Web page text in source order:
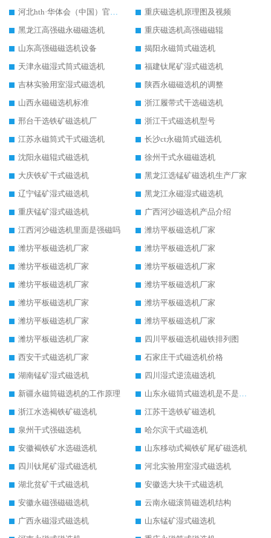
河北hth·华体会（中国）官方网站-hth.com 工作视频
重庆磁选机原理图及视频
黑龙江高强磁永磁磁选机
重庆磁选机高强磁磁辊
山东高强磁磁选机设备
揭阳永磁筒式磁选机
天津永磁湿式筒式磁选机
福建钛尾矿湿式磁选机
吉林实验用室湿式磁选机
陕西永磁磁选机的调整
山西永磁磁选机标准
浙江履带式干选磁选机
邢台干选铁矿磁选机厂
浙江干式磁选机型号
江苏永磁筒式干式磁选机
长沙ct永磁筒式磁选机
沈阳永磁辊式磁选机
徐州干式永磁磁选机
大庆铁矿干式磁选机
黑龙江选锰矿磁选机生产厂家
辽宁锰矿湿式磁选机
黑龙江永磁湿式磁选机
重庆锰矿湿式磁选机
广西河沙磁选机产品介绍
江西河沙磁选机里面是强磁吗
潍坊平板磁选机厂家
潍坊平板磁选机厂家
潍坊平板磁选机厂家
潍坊平板磁选机厂家
潍坊平板磁选机厂家
潍坊平板磁选机厂家
潍坊平板磁选机厂家
潍坊平板磁选机厂家
潍坊平板磁选机厂家
潍坊平板磁选机厂家
潍坊平板磁选机厂家
潍坊平板磁选机厂家
四川平板磁选机磁铁排列图
西安干式磁选机厂家
石家庄干式磁选机价格
湖南锰矿湿式磁选机
四川湿式逆流磁选机
新疆永磁筒磁选机的工作原理
山东永磁筒式磁选机是不是强磁
浙江水选褐铁矿磁选机
江苏干选铁矿磁选机
泉州干式强磁选机
哈尔滨干式磁选机
安徽褐铁矿水选磁选机
山东移动式褐铁矿尾矿磁选机
四川钛尾矿湿式磁选机
河北实验用室湿式磁选机
湖北贫矿干式磁选机
安徽选大块干式磁选机
安徽永磁强磁磁选机
云南永磁滚筒磁选机结构
广西永磁湿式磁选机
山东锰矿湿式磁选机